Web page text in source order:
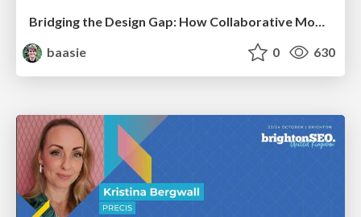
Bridging the Design Gap: How Collaborative Modelling removes blockers to flow between stakeholders and teams @FastFlow conf
baasie
0 630